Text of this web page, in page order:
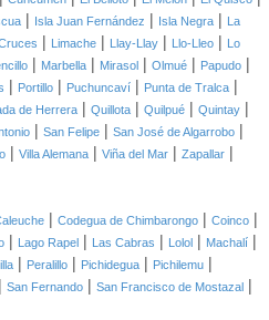
| Isla Juan Fernández | Isla Negra |
La
| Limache | Llay-Llay | Llo-Lleo |
Lo
| Marbella | Mirasol | Olmué | Papudo |
| Portillo | Puchuncaví | Punta de Tralca |
de Herrera | Quillota | Quilpué | Quintay |
| San Felipe | San José de Algarrobo |
| Villa Alemana | Viña del Mar | Zapallar |
| Codegua de Chimbarongo | Coinco |
| Lago Rapel | Las Cabras | Lolol | Machalí |
| Peralillo | Pichidegua | Pichilemu |
| San Fernando | San Francisco de Mostazal |